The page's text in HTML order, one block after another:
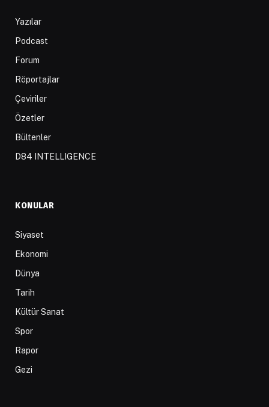
Yazılar
Podcast
Forum
Röportajlar
Çeviriler
Özetler
Bültenler
D84 INTELLIGENCE
KONULAR
Siyaset
Ekonomi
Dünya
Tarih
Kültür Sanat
Spor
Rapor
Gezi